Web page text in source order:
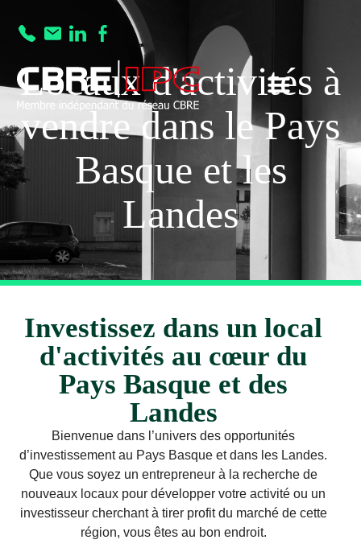
Locaux d'activités à
vendre dans le Pays
Basque et les
Landes
Investissez dans un local
d'activités au cœur du
Pays Basque et des
Landes
Bienvenue dans l’univers des opportunités
d’investissement au Pays Basque et dans les Landes.
Que vous soyez un entrepreneur à la recherche de
nouveaux locaux pour développer votre activité ou un
investisseur cherchant à tirer profit du marché de cette
région, vous êtes au bon endroit.